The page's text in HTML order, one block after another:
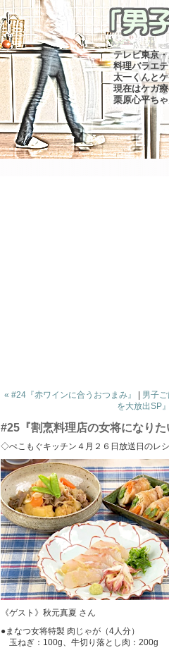
テレビ東京
料理バラエテ
太一くんと
現在はケガ
栗原心平ち
« #24『赤ワインに合うおつまみ』 男子
を大放出SP
#25『割烹料理店の女将になりた
◇ぺこもぐキッチン４月２６日放送日のレ
《ゲスト》秋元真夏 さん
●まなつ女将特製 肉じゃが（4人分）
玉ねぎ：100g、牛切り落とし肉：200g